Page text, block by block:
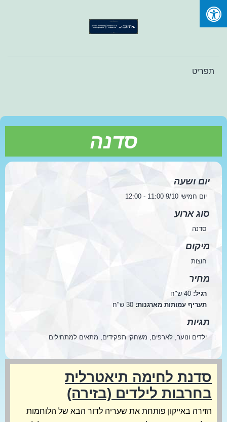
Skip
תפריט
סדנה
יום ושעה
יום חמישי 9/10 11:00 - 12:00
סוג ארוע
סדנה
מיקום
חוצות
מחיר
רגיל: 40 ש"ח
תעריף עמותות מארגנות: 30 ש"ח
תגיות
ילדים ונוער, לארפים, משחקי תפקידים, מתאים למתחילים
סדנת לחימה תיאטרלית
בחרבות לילדים (בזירה)
הזירה באייקון פותחת את שעריה לדור הבא של הלוחמות